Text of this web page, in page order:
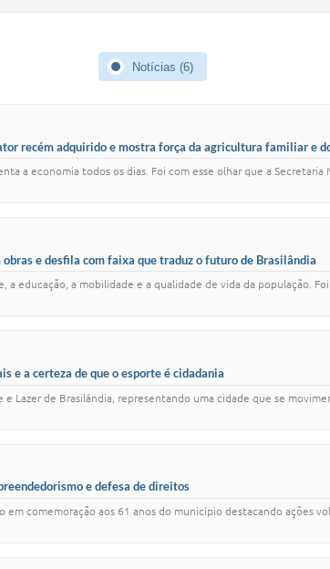
Notícias (6)
recém adquirido e mostra força da agricultura familiar e
a economia todos os dias. Foi com esse olhar que a
e desfila com faixa que traduz o futuro de Brasilândia
educação, a mobilidade e a qualidade de vida da população.
e a certeza de que o esporte é cidadania
Lazer de Brasilândia, representando uma cidade que se
e defesa de direitos
comemoração aos 61 anos do município destacando ações